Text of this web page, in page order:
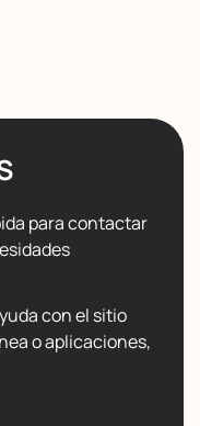
para contactar
con el sitio
o aplicaciones,